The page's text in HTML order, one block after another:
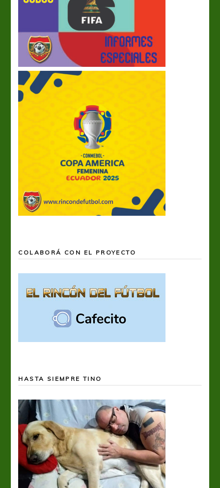
COLABORÁ CON EL PROYECTO
HASTA SIEMPRE TINO